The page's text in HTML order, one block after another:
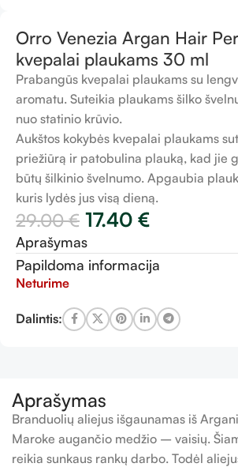
Orro Venezia Argan Hair
kvepalai plaukams 30 ml
Prabangūs kvepalai plaukams su
aromatu. Suteikia plaukams šilko
nuo statinio krūvio.
Aukštos kokybės kvepalai plaukams
priežiūrą ir patobulina plauką, kad jie
būtų šilkinio švelnumo. Apgaubia
kuris lydės jus visą dieną.
29.00€ 17.40 €
Aprašymas
Papildoma informacija
Neturime
Dalintis:
Aprašymas
Branduolių aliejus išgaunamas iš
Maroke augančio medžio – vaisių.
reikia sunkaus rankų darbo. Todėl